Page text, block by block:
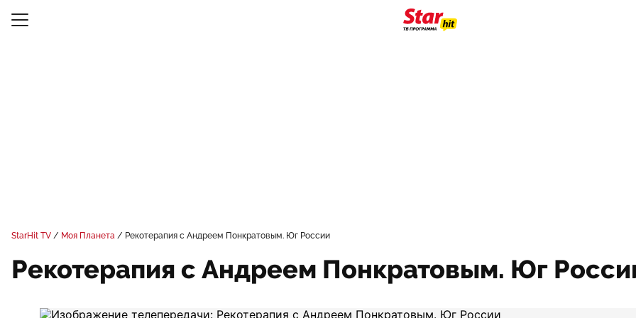
StarHit TV Моя Планета Рекотерапия с Андреем Понкратовым. Юг России
Рекотерапия с Андреем Понкратовым. Юг